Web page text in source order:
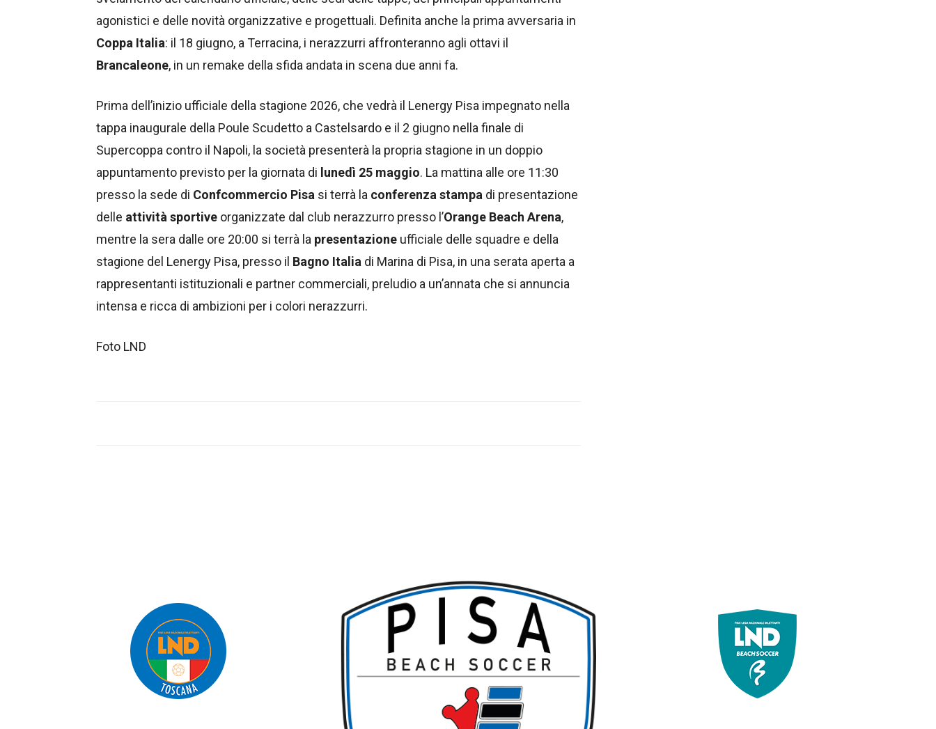
agonistici e delle novità organizzative e progettuali. Definita anche la prima avversaria in
Coppa Italia: il 18 giugno, a Terracina, i nerazzurri affronteranno agli ottavi il
Brancaleone, in un remake della sfida andata in scena due anni fa.
Prima dell’inizio ufficiale della stagione 2026, che vedrà il Lenergy Pisa impegnato nella
tappa inaugurale della Poule Scudetto a Castelsardo e il 2 giugno nella finale di
Supercoppa contro il Napoli, la società presenterà la propria stagione in un doppio
appuntamento previsto per la giornata di lunedì 25 maggio. La mattina alle ore 11:30
presso la sede di Confcommercio Pisa si terrà la conferenza stampa di presentazione
delle attività sportive organizzate dal club nerazzurro presso l’Orange Beach Arena,
mentre la sera dalle ore 20:00 si terrà la presentazione ufficiale delle squadre e della
stagione del Lenergy Pisa, presso il Bagno Italia di Marina di Pisa, in una serata aperta a
rappresentanti istituzionali e partner commerciali, preludio a un’annata che si annuncia
intensa e ricca di ambizioni per i colori nerazzurri.
Foto LND